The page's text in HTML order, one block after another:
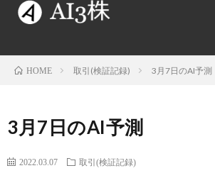
HOME 取引(検証記録) 3月7日のAI予測
3月7日のAI予測
2022.03.07 取引(検証記録)